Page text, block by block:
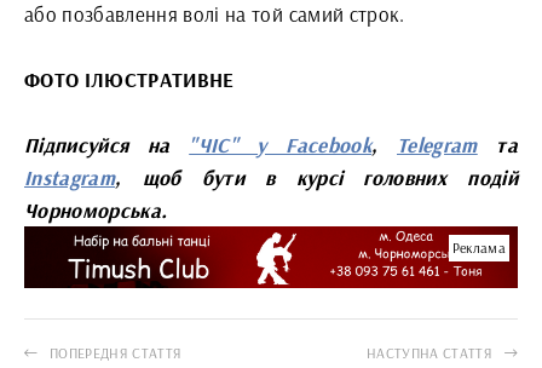
або позбавлення волі на той самий строк.
ФОТО ІЛЮСТРАТИВНЕ
Підписуйся на "ЧІС" у Facebook, Telegram
та
Instagram, щоб бути в курсі головних подій
Чорноморська.
Реклама
ПОПЕРЕДНЯ СТАТТЯ НАСТУПНА СТАТТЯ